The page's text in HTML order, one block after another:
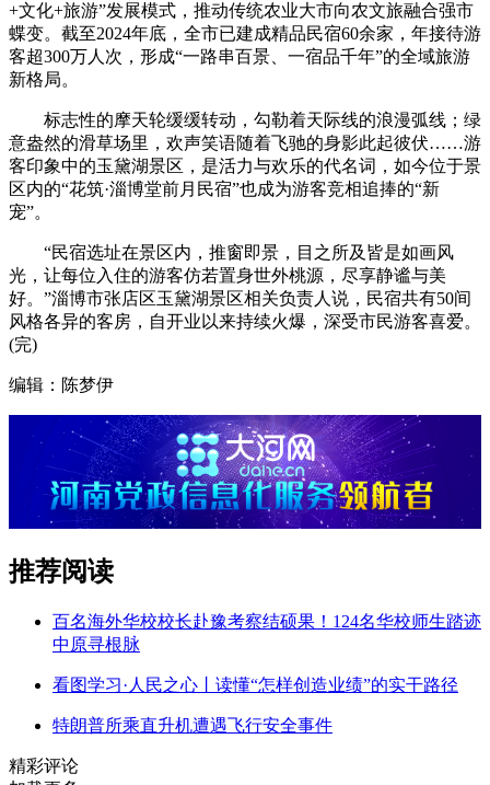
+文化+旅游”发展模式，推动传统农业大市向农文旅融合强市
蝶变。截至2024年底，全市已建成精品民宿60余家，年接待游
客超300万人次，形成“一路串百景、一宿品千年”的全域旅游
新格局。
标志性的摩天轮缓缓转动，勾勒着天际线的浪漫弧线；绿
意盎然的滑草场里，欢声笑语随着飞驰的身影此起彼伏……游
客印象中的玉黛湖景区，是活力与欢乐的代名词，如今位于景
区内的“花筑·淄博堂前月民宿”也成为游客竞相追捧的“新
宠”。
“民宿选址在景区内，推窗即景，目之所及皆是如画风
光，让每位入住的游客仿若置身世外桃源，尽享静谧与美
好。”淄博市张店区玉黛湖景区相关负责人说，民宿共有50间
风格各异的客房，自开业以来持续火爆，深受市民游客喜爱。
(完)
编辑：陈梦伊
推荐阅读
百名海外华校校长赴豫考察结硕果！124名华校师生踏迹
中原寻根脉
看图学习·人民之心丨读懂“怎样创造业绩”的实干路径
特朗普所乘直升机遭遇飞行安全事件
精彩评论